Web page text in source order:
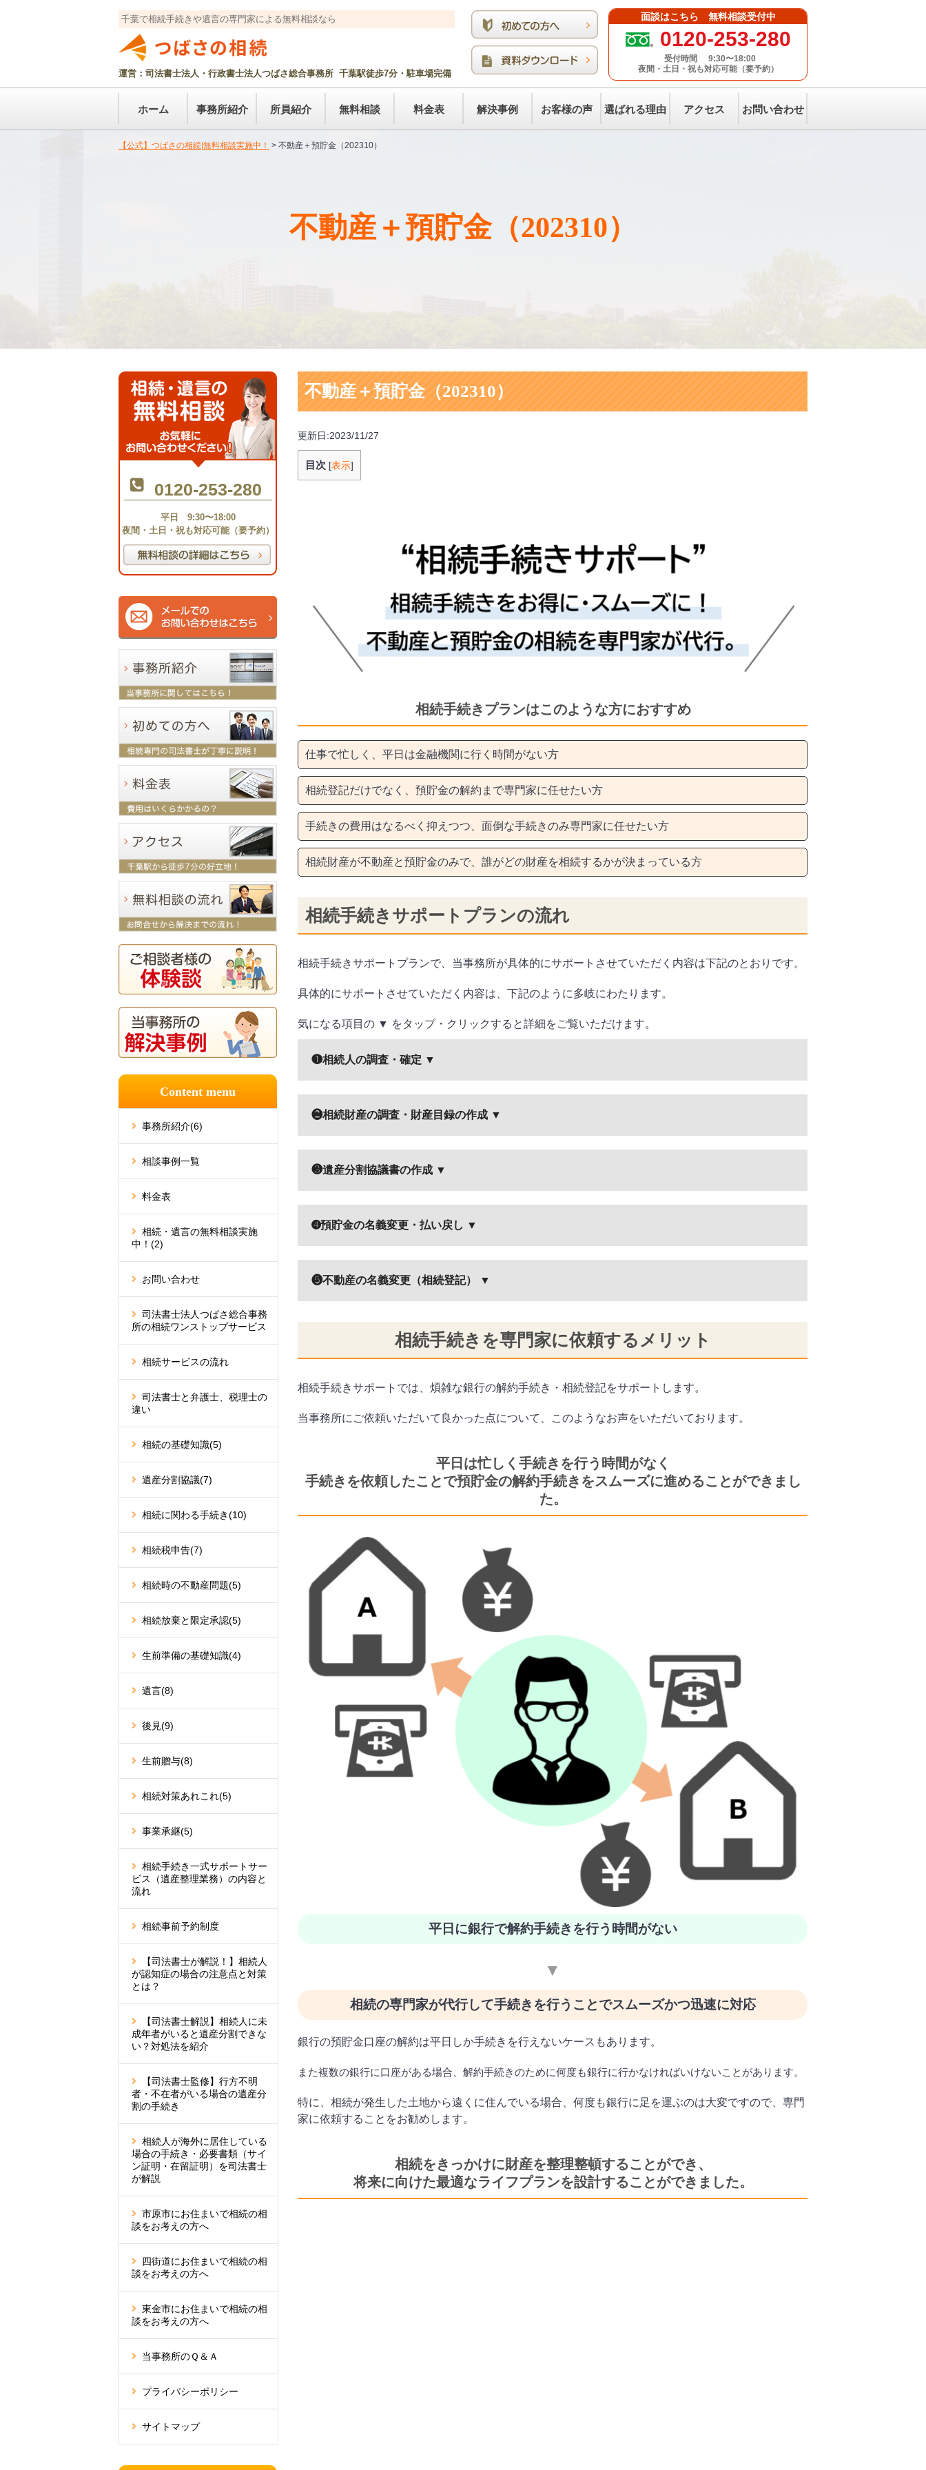
千葉で相続手続きや遺言の専門家による無料相談なら
運営：司法書士法人・行政書士法人つばさ総合事務所 千葉駅徒歩7分・駐車場完備
面談はこちら 無料相談受付中
0120-253-280
受付時間
9:30〜18:00
夜間・土日・祝も対応可能（要予約）
ホーム 事務所紹介 所員紹介 無料相談 料金表 解決事例 お客様の声 選ばれる理由 アクセス お問い合わせ
【公式】つばさの相続|無料相談実施中！ > 不動産＋預貯金（202310）
不動産＋預貯金（202310）
不動産＋預貯金（202310）
更新日:2023/11/27
目次 [表示]
相続手続きプランはこのような方におすすめ
仕事で忙しく、平日は金融機関に行く時間がない方
相続登記だけでなく、預貯金の解約まで専門家に任せたい方
手続きの費用はなるべく抑えつつ、面倒な手続きのみ専門家に任せたい方
相続財産が不動産と預貯金のみで、誰がどの財産を相続するかが決まっている方
相続手続きサポートプランの流れ
相続手続きサポートプランで、当事務所が具体的にサポートさせていただく内容は下記のとおりです。
具体的にサポートさせていただく内容は、下記のように多岐にわたります。
気になる項目の ▼ をタップ・クリックすると詳細をご覧いただけます。
❶相続人の調査・確定 ▼
❷相続財産の調査・財産目録の作成 ▼
❸遺産分割協議書の作成 ▼
➍預貯金の名義変更・払い戻し ▼
❺不動産の名義変更（相続登記） ▼
相続手続きを専門家に依頼するメリット
相続手続きサポートでは、煩雑な銀行の解約手続き・相続登記をサポートします。
当事務所にご依頼いただいて良かった点について、このようなお声をいただいております。
平日は忙しく手続きを行う時間がなく
手続きを依頼したことで預貯金の解約手続きをスムーズに進めることができまし
た。
平日に銀行で解約手続きを行う時間がない
▼
相続の専門家が代行して手続きを行うことでスムーズかつ迅速に対応
銀行の預貯金口座の解約は平日しか手続きを行えないケースもあります。
また複数の銀行に口座がある場合、解約手続きのために何度も銀行に行かなければいけないことがあります。
特に、相続が発生した土地から遠くに住んでいる場合、何度も銀行に足を運ぶのは大変ですので、専門
家に依頼することをお勧めします。
相続をきっかけに財産を整理整頓することができ、
将来に向けた最適なライフプランを設計することができました。
0120-253-280
平日 9:30〜18:00
夜間・土日・祝も対応可能（要予約）
Content menu
事務所紹介(6)
相談事例一覧
料金表
相続・遺言の無料相談実施
中！ (2)
お問い合わせ
司法書士法人つばさ総合事務
所の相続ワンストップサービス
相続サービスの流れ
司法書士と弁護士、税理士の
違い
相続の基礎知識(5)
遺産分割協議(7)
相続に関わる手続き(10)
相続税申告(7)
相続時の不動産問題(5)
相続放棄と限定承認(5)
生前準備の基礎知識(4)
遺言(8)
後見(9)
生前贈与(8)
相続対策あれこれ(5)
事業承継(5)
相続手続き一式サポートサー
ビス（遺産整理業務）の内容と
流れ
相続事前予約制度
【司法書士が解説！】相続人
が認知症の場合の注意点と対策
とは？
【司法書士解説】相続人に未
成年者がいると遺産分割できな
い？対処法を紹介
【司法書士監修】行方不明
者・不在者がいる場合の遺産分
割の手続き
相続人が海外に居住している
場合の手続き・必要書類（サイ
ン証明・在留証明）を司法書士
が解説
市原市にお住まいで相続の相
談をお考えの方へ
四街道にお住まいで相続の相
談をお考えの方へ
東金市にお住まいで相続の相
談をお考えの方へ
当事務所のＱ＆Ａ
プライバシーポリシー
サイトマップ